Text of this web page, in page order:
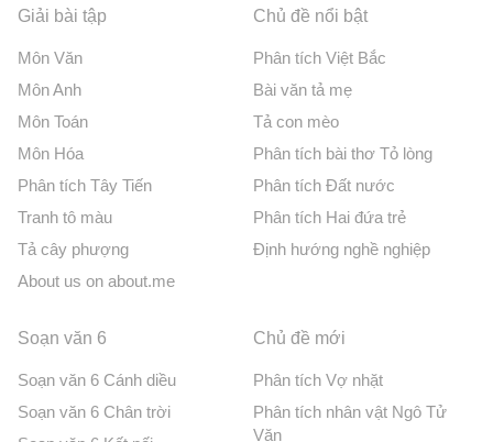
Giải bài tập
Môn Văn
Môn Anh
Môn Toán
Môn Hóa
Phân tích Tây Tiến
Tranh tô màu
Tả cây phượng
About us on about.me
Chủ đề nổi bật
Phân tích Việt Bắc
Bài văn tả mẹ
Tả con mèo
Phân tích bài thơ Tỏ lòng
Phân tích Đất nước
Phân tích Hai đứa trẻ
Định hướng nghề nghiệp
Soạn văn 6
Soạn văn 6 Cánh diều
Soạn văn 6 Chân trời
Chủ đề mới
Phân tích Vợ nhặt
Phân tích nhân vật Ngô Tử
Văn